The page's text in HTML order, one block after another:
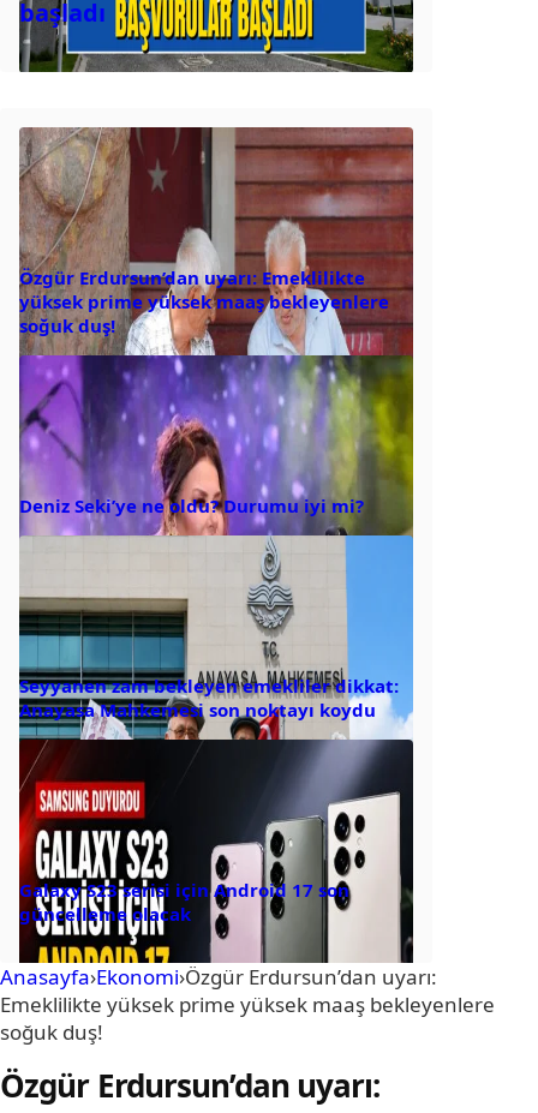
başladı
Özgür Erdursun’dan uyarı: Emeklilikte
yüksek prime yüksek maaş bekleyenlere
soğuk duş!
Deniz Seki’ye ne oldu? Durumu iyi mi?
Seyyanen zam bekleyen emekliler dikkat:
Anayasa Mahkemesi son noktayı koydu
Galaxy S23 serisi için Android 17 son
güncelleme olacak
Anasayfa›Ekonomi›Özgür Erdursun’dan uyarı:
Emeklilikte yüksek prime yüksek maaş bekleyenlere
soğuk duş!
Özgür Erdursun’dan uyarı: